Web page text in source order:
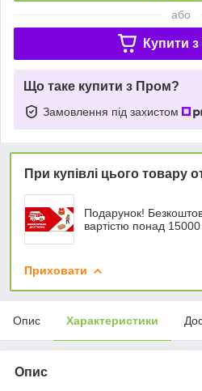
або
Купити з
Що таке купити з Пром?
Замовлення під захистом
При купівлі цього товару
Подарунок!
вартістю понад 15000
Приховати
Опис Характеристики
Опис